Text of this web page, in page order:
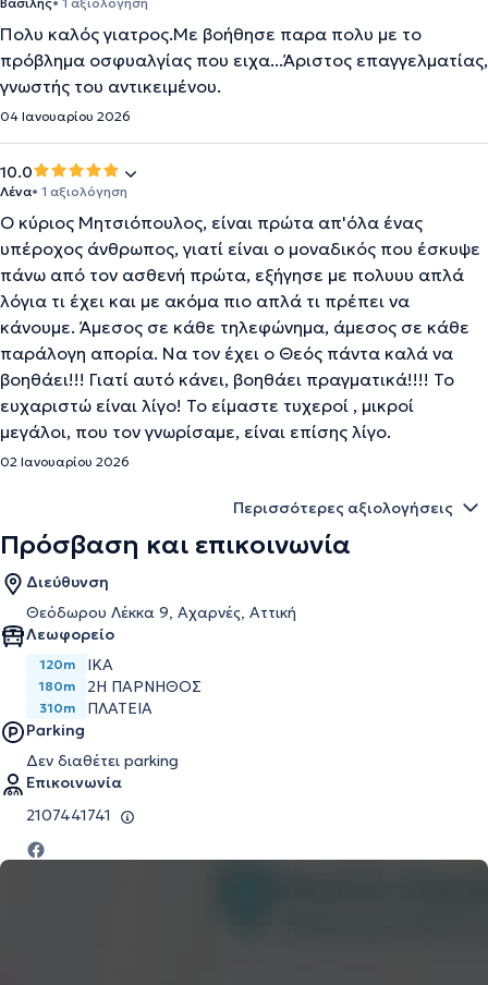
Πολυ καλός γιατρος.Με βοήθησε παρα πολυ με το
πρόβλημα οσφυαλγίας που ειχα...Άριστος επαγγελματίας,
γνωστής του αντικειμένου.
04 Ιανουαρίου 2026
10.0
Λένα• 1 αξιολόγηση
Ο κύριος Μητσιόπουλος, είναι πρώτα απ'όλα ένας
υπέροχος άνθρωπος, γιατί είναι ο μοναδικός που έσκυψε
πάνω από τον ασθενή πρώτα, εξήγησε με πολυυυ απλά
λόγια τι έχει και με ακόμα πιο απλά τι πρέπει να
κάνουμε. Άμεσος σε κάθε τηλεφώνημα, άμεσος σε κάθε
παράλογη απορία. Να τον έχει ο Θεός πάντα καλά να
βοηθάει!!! Γιατί αυτό κάνει, βοηθάει πραγματικά!!!! Το
ευχαριστώ είναι λίγο! Το είμαστε τυχεροί , μικροί
μεγάλοι, που τον γνωρίσαμε, είναι επίσης λίγο.
02 Ιανουαρίου 2026
Περισσότερες αξιολογήσεις
Πρόσβαση και επικοινωνία
Διεύθυνση
Θεόδωρου Λέκκα 9, Αχαρνές, Αττική
Λεωφορείο
120m ΙΚΑ
180m 2Η ΠΑΡΝΗΘΟΣ
310m
ΠΛΑΤΕΙΑ
Parking
Δεν διαθέτει parking
Επικοινωνία
2107441741